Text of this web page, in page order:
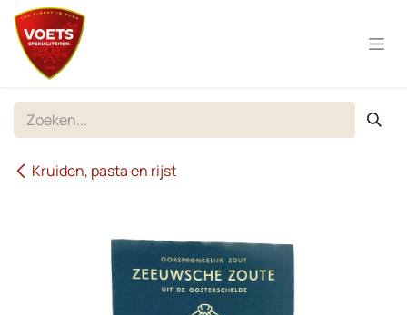
Overslaan naar inhoud
Kruiden, pasta en rijst